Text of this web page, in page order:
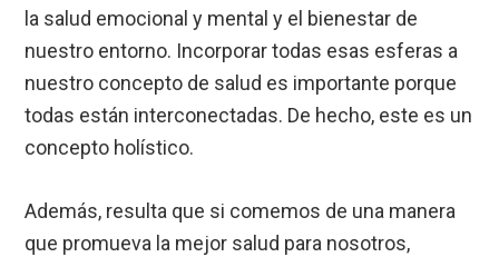
la salud emocional y mental y el bienestar de
nuestro entorno. Incorporar todas esas esferas a
nuestro concepto de salud es importante porque
todas están interconectadas. De hecho, este es un
concepto holístico.
Además, resulta que si comemos de una manera
que promueva la mejor salud para nosotros,